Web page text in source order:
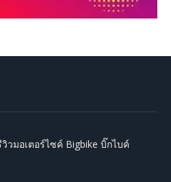
วมอเตอร์ไซค์ Bigbike บิ๊กไบค์